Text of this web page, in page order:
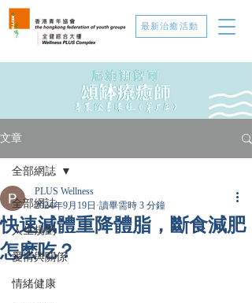
最新治癒活動
文章
全部網誌
人生規劃
愛情與關係
情緒健康
全部網誌
快速減體重降體脂，斷食減肥
怎麽吃？
PLUS Wellness
2024年9月19日 讀畢需時 3 分鐘